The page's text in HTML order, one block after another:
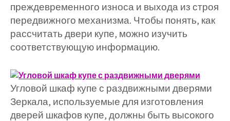
преждевременного износа и выхода из строя
передвижного механизма. Чтобы понять, как
рассчитать двери купе, можно изучить
соответствующую информацию.
Угловой шкаф купе с раздвижными дверями
Зеркала, используемые для изготовления
дверей шкафов купе, должны быть высокого